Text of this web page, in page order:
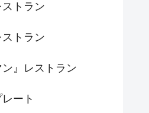
ストラン
ストラン
ン』レストラン
ート